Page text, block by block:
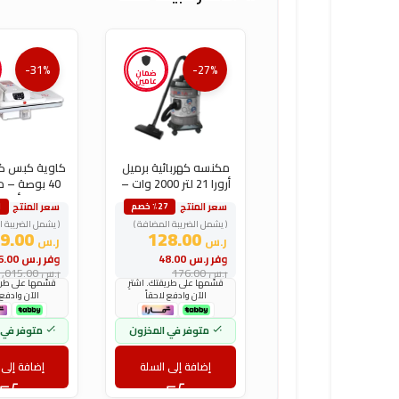
ضمان
عامين
-27%
مكنسه كهربائية برميل
أرورا 21 لتر 2000 وات –
رمادىسعر المنتج
٪27 خصم
( يشمل الضريبة المضافة )
ر.س128.00
وفرر.س
ر.س176.00
قسّمها على طريقتك. اشترِ
الآن وادفع لاحقاً
متوفر في المخزون
إضافة إلى السلة
-31%
كاوية كبس
40 بوصة
سعر المنتج
( يشمل الضريبة
ر.س699.00
وفرر.س
ر.س1,015.00
قسّمها على
الآن
متوفر
إضافة